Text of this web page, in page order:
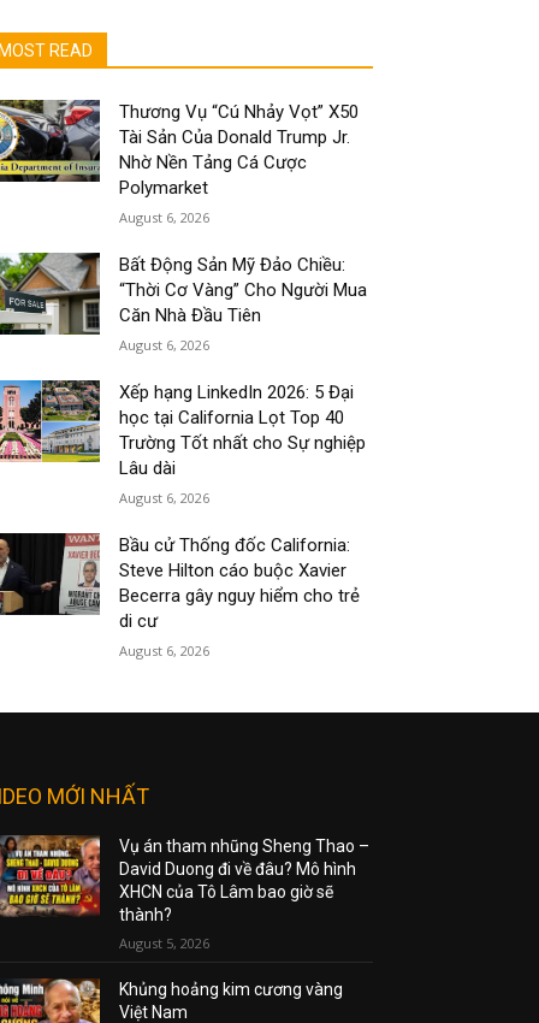
MOST READ
Thương Vụ “Cú Nhảy Vọt” X50
Tài Sản Của Donald Trump Jr.
Nhờ Nền Tảng Cá Cược
Polymarket
August 6, 2026
Bất Động Sản Mỹ Đảo Chiều:
“Thời Cơ Vàng” Cho Người Mua
Căn Nhà Đầu Tiên
August 6, 2026
Xếp hạng LinkedIn 2026: 5 Đại
học tại California Lọt Top 40
Trường Tốt nhất cho Sự nghiệp
Lâu dài
August 6, 2026
Bầu cử Thống đốc California:
Steve Hilton cáo buộc Xavier
Becerra gây nguy hiểm cho trẻ
di cư
August 6, 2026
MỚI NHẤT
Vụ án tham nhũng Sheng Thao –
David Duong đi về đâu? Mô hình
XHCN của Tô Lâm bao giờ sẽ
thành?
August 5, 2026
Khủng hoảng kim cương vàng
Việt Nam